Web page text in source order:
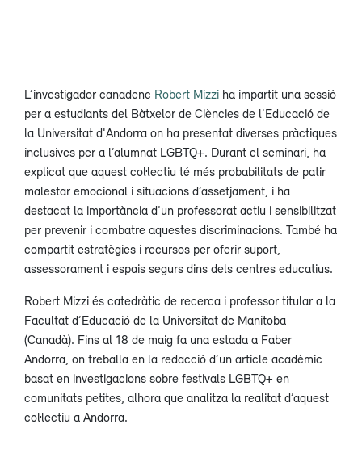
L’investigador canadenc Robert Mizzi ha impartit una sessió
per a estudiants del Bàtxelor de Ciències de l'Educació de
la Universitat d'Andorra on ha presentat diverses pràctiques
inclusives per a l’alumnat LGBTQ+. Durant el seminari, ha
explicat que aquest col·lectiu té més probabilitats de patir
malestar emocional i situacions d’assetjament, i ha
destacat la importància d’un professorat actiu i sensibilitzat
per prevenir i combatre aquestes discriminacions. També ha
compartit estratègies i recursos per oferir suport,
assessorament i espais segurs dins dels centres educatius.
Robert Mizzi és catedràtic de recerca i professor titular a la
Facultat d’Educació de la Universitat de Manitoba
(Canadà). Fins al 18 de maig fa una estada a Faber
Andorra, on treballa en la redacció d’un article acadèmic
basat en investigacions sobre festivals LGBTQ+ en
comunitats petites, alhora que analitza la realitat d’aquest
col·lectiu a Andorra.